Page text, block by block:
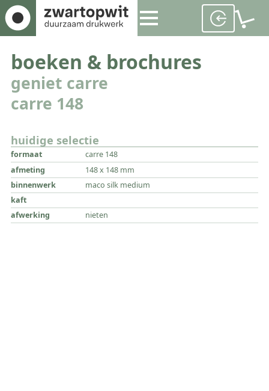
boeken & brochures
geniet carre
carre 148
huidige selectie
formaat
carre 148
afmeting
148 x 148 mm
binnenwerk
maco silk medium
kaft
afwerking
nieten